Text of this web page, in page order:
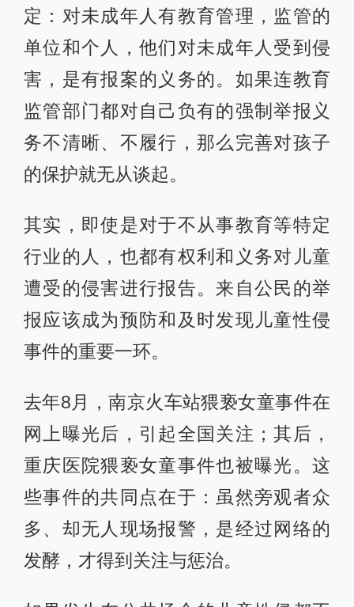
定：对未成年人有教育管理，监管的
单位和个人，他们对未成年人受到侵
害，是有报案的义务的。如果连教育
监管部门都对自己负有的强制举报义
务不清晰、不履行，那么完善对孩子
的保护就无从谈起。
其实，即使是对于不从事教育等特定
行业的人，也都有权利和义务对儿童
遭受的侵害进行报告。来自公民的举
报应该成为预防和及时发现儿童性侵
事件的重要一环。
去年8月，南京火车站猥亵女童事件在
网上曝光后，引起全国关注；其后，
重庆医院猥亵女童事件也被曝光。这
些事件的共同点在于：虽然旁观者众
多、却无人现场报警，是经过网络的
发酵，才得到关注与惩治。